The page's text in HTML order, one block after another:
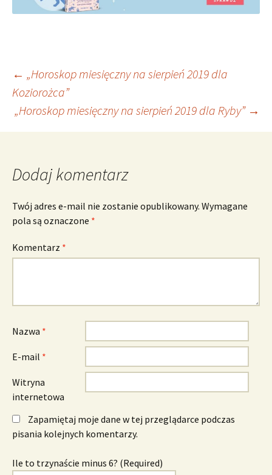
Nawigacja
wpisu
← „Horoskop miesięczny na sierpień 2019 dla
Koziorożca”
„Horoskop miesięczny na sierpień 2019 dla Ryby” →
Dodaj komentarz
Twój adres e-mail nie zostanie opublikowany. Wymagane
pola są oznaczone *
Komentarz *
Nazwa *
E-mail *
Witryna
internetowa
Zapamiętaj moje dane w tej przeglądarce podczas
pisania kolejnych komentarzy.
Ile to trzynaście minus 6? (Required)